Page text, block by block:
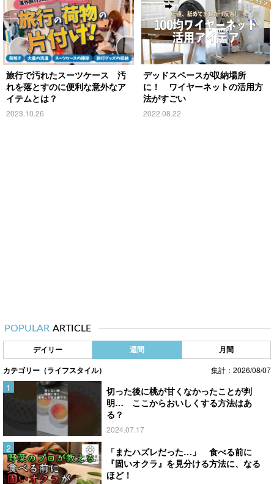
旅行で汚れたスーツケース 汚
れを落とすのに便利な意外なア
イテムとは？
2023.10.26
デッドスペースが収納場所
に！ ワイヤーネットの活用方
法がすごい
2022.08.22
POPULAR ARTICLE
デイリー 週間 月間
カテゴリー（ライフスタイル） 集計：2026/08/07
切った後に桃が甘くなかったことが判
明… ここからおいしくする方法はあ
る？
2024.07.17
「またハズレだった…」 食べる前に
『固いオクラ』を見分ける方法に、なる
ほど！